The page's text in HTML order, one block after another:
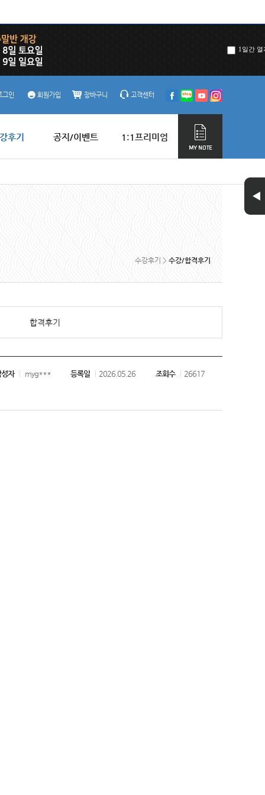
1일간 열
그인 회원가입 장바구니 고객센터
후기 공지/이벤트 1:1프리미엄
수강후기 > 수강/합격후기
합격후기
자 myg*** 등록일 2026.05.26 조회수 26617